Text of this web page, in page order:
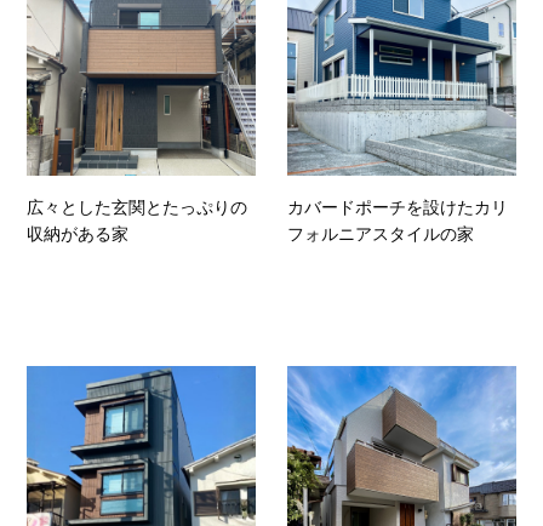
広々とした玄関とたっぷりの
収納がある家
カバードポーチを設けたカリ
フォルニアスタイルの家